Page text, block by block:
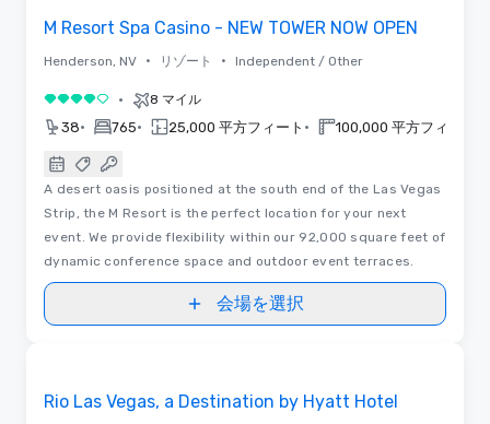
M Resort Spa Casino - NEW TOWER NOW OPEN
Henderson, NV • リゾート • Independent / Other
5 中の 4 • 8 マイル
38• 765• 25,000 平方フィート • 100,000 平方フィート
A desert oasis positioned at the south end of the Las Vegas
Strip, the M Resort is the perfect location for your next
event. We provide flexibility within our 92,000 square feet of
dynamic conference space and outdoor event terraces.
会場を選択
Rio Las Vegas, a Destination by Hyatt Hotel